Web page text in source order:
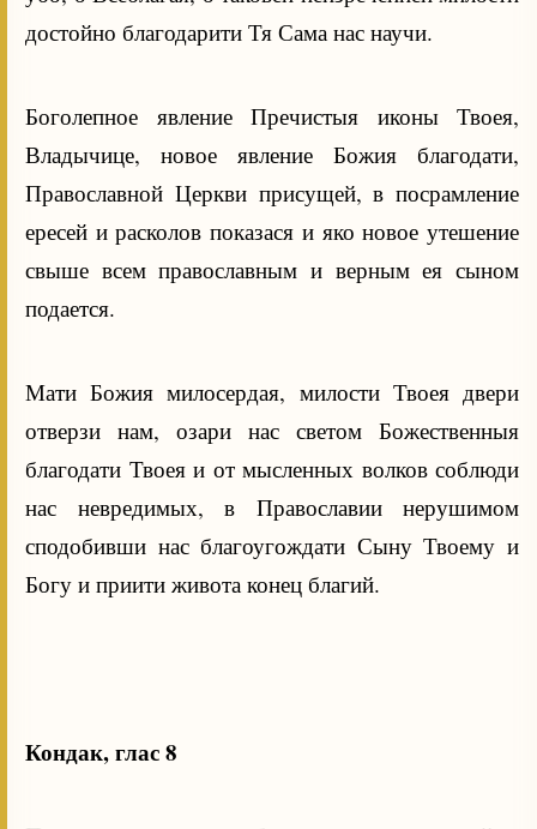
достойно благодарити Тя Сама нас научи.
Боголепное явление Пречистыя иконы Твоея,
Владычице, новое явление Божия благодати,
Православной Церкви присущей, в посрамление
ересей и расколов показася и яко новое утешение
свыше всем православным и верным ея сыном
подается.
Мати Божия милосердая, милости Твоея двери
отверзи нам, озари нас светом Божественныя
благодати Твоея и от мысленных волков соблюди
нас невредимых, в Православии нерушимом
сподобивши нас благоугождати Сыну Твоему и
Богу и приити живота конец благий.
Кондак, глас 8